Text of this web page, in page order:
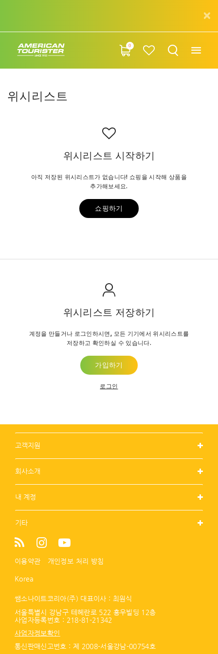
0
위시리스트
위시리스트 시작하기
아직 저장된 위시리스트가 없습니다! 쇼핑을 시작해 상품을
추가해보세요.
쇼핑하기
위시리스트 저장하기
계정을 만들거나 로그인하시면, 모든 기기에서 위시리스트를
저장하고 확인하실 수 있습니다.
가입하기
로그인
고객지원
회사소개
내 계정
기타
이용약관 개인정보 처리 방침
Korea
쌤소나이트코리아(주) 대표이사 : 최원식
서울특별시 강남구 테헤란로 522 홍우빌딩 12층
사업자등록번호 : 218-81-21342
사업자정보확인
통신판매신고번호 : 제 2008-서울강남-00754호